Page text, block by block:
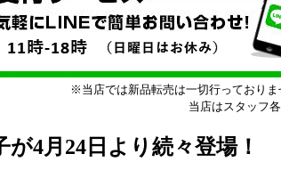
※当店では新品転売は一切行っておりま
当店はスタッフ
4月24日より続々登場！